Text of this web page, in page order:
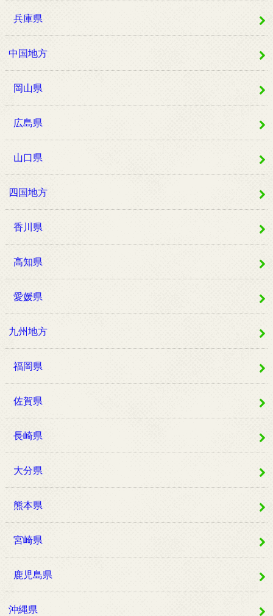
兵庫県
中国地方
岡山県
広島県
山口県
四国地方
香川県
高知県
愛媛県
九州地方
福岡県
佐賀県
長崎県
大分県
熊本県
宮崎県
鹿児島県
沖縄県